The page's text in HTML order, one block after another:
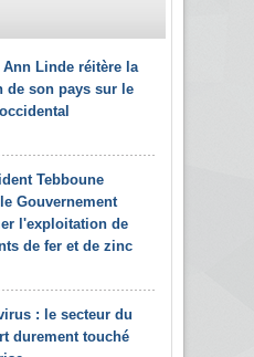
Ann Linde réitère la
de son pays sur le
Tebboune
Gouvernement
l'exploitation de
de fer et de zinc
: le secteur du
durement touché